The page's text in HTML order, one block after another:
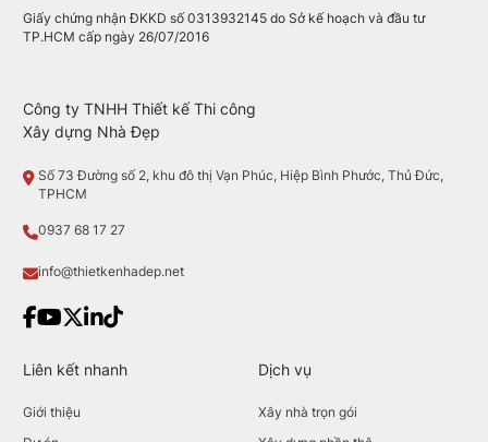
Giấy chứng nhận ĐKKD số 0313932145 do Sở kế hoạch và đầu tư
TP.HCM cấp ngày 26/07/2016
Công ty TNHH Thiết kế Thi công
Xây dựng Nhà Đẹp
Số 73 Đường số 2, khu đô thị Vạn Phúc, Hiệp Bình Phước, Thủ Đức,
TPHCM
0937 68 17 27
info@thietkenhadep.net
Liên kết nhanh
Giới thiệu
Dịch vụ
Xây nhà trọn gói